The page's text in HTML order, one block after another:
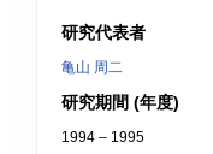
研究代表者
亀山 周二
研究期間 (年度)
1994 – 1995